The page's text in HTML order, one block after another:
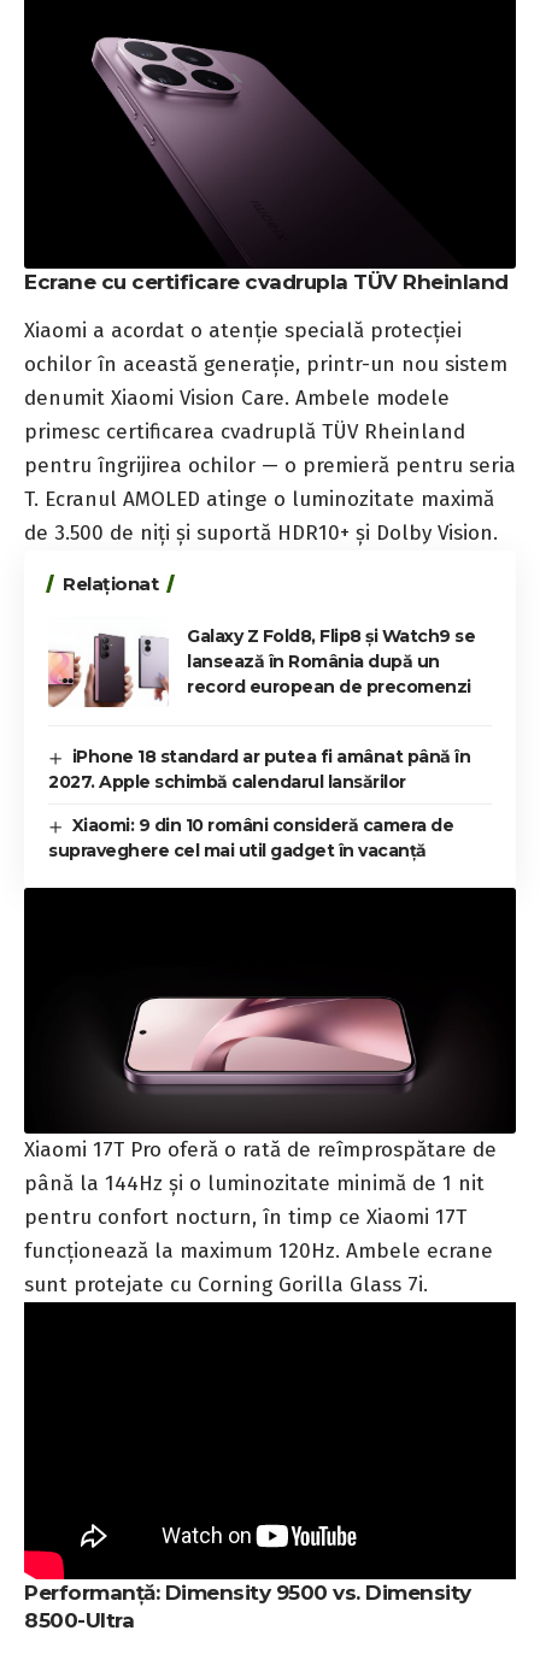
Ecrane cu certificare cvadrupla TÜV Rheinland
Xiaomi a acordat o atenție specială protecției
ochilor în această generație, printr-un nou sistem
denumit Xiaomi Vision Care. Ambele modele
primesc certificarea cvadruplă TÜV Rheinland
pentru îngrijirea ochilor — o premieră pentru seria
T. Ecranul AMOLED atinge o luminozitate maximă
de 3.500 de niți și suportă HDR10+ și Dolby Vision.
Relaționat
Galaxy Z Fold8, Flip8 și Watch9 se
lansează în România după un
record european de precomenzi
iPhone 18 standard ar putea fi amânat până în
2027. Apple schimbă calendarul lansărilor
Xiaomi: 9 din 10 români consideră camera de
supraveghere cel mai util gadget în vacanță
Xiaomi 17T Pro oferă o rată de reîmprospătare de
până la 144Hz și o luminozitate minimă de 1 nit
pentru confort nocturn, în timp ce Xiaomi 17T
funcționează la maximum 120Hz. Ambele ecrane
sunt protejate cu Corning Gorilla Glass 7i.
Performanță: Dimensity 9500 vs. Dimensity
8500-Ultra